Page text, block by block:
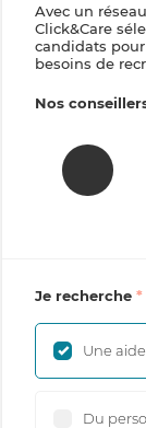
Avec un
Click&Care
candidats
besoins de
Nos
Je recherche
Une
Du